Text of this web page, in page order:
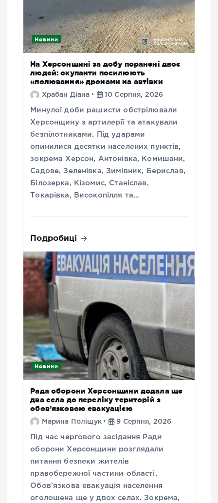
Новини
На Херсонщині за добу поранені двоє
людей: окупанти посилюють
«полювання» дронами на автівки
Храбан Діана 10 Серпня, 2026
Минулої доби рашисти обстрілювали
Херсонщину з артилерії та атакували
безпілотниками. Під ударами
опинилися десятки населених пунктів,
зокрема Херсон, Антонівка, Комишани,
Садове, Зеленівка, Зимівник, Берислав,
Білозерка, Кізомис, Станіслав,
Токарівка, Високопілля та…
Подробиці
Новини
Рада оборони Херсонщини додала ще
два села до переліку територій з
обов’язковою евакуацією
Марина Поліщук 9 Серпня, 2026
Під час чергового засідання Ради
оборони Херсонщини розглядали
питання безпеки жителів
правобережної частини області.
Обов’язкова евакуація населення
оголошена ще у двох селах. Зокрема,